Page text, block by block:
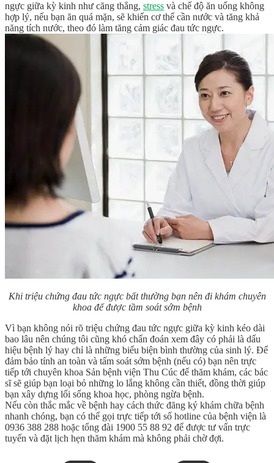
ngực giữa kỳ kinh như căng thẳng, stress và chế độ ăn uống không
hợp lý, nếu bạn ăn quá mặn, sẽ khiến cơ thể cần nước và tăng khả
năng tích nước, theo đó làm tăng cảm giác đau tức ngực.
Khi triệu chứng đau tức ngực bất thường bạn nên đi khám chuyên
khoa để được tầm soát sớm bệnh
Vì bạn không nói rõ triệu chứng đau tức ngực giữa kỳ kinh kéo dài
bao lâu nên chúng tôi cũng khó chẩn đoán xem đây có phải là dấu
hiệu bệnh lý hay chỉ là những biểu biện bình thường của sinh lý. Để
đảm bảo tính an toàn và tấm soát sớm bệnh (nếu có) bạn nên trực
tiếp tới chuyên khoa Sản bệnh viện Thu Cúc để thăm khám, các bác
sĩ sẽ giúp bạn loại bỏ những lo lắng không cần thiết, đồng thời giúp
bạn xây dựng lối sống khoa học, phòng ngừa bệnh.
Nếu còn thắc mắc về bệnh hay cách thức đăng ký khám chữa bệnh
nhanh chóng, bạn có thể gọi trực tiếp tới số hotline của bệnh viện là
0936 388 288 hoặc tổng đài 1900 55 88 92 để được tư vấn trực
tuyến và đặt lịch hẹn thăm khám mà không phải chờ đợi.